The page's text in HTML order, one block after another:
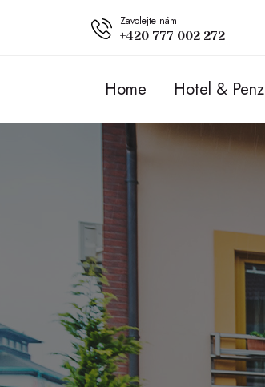
Zavolejte nám
+420 777 002 272
Home Hotel &